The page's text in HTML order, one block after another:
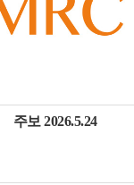
주보 2026.5.24